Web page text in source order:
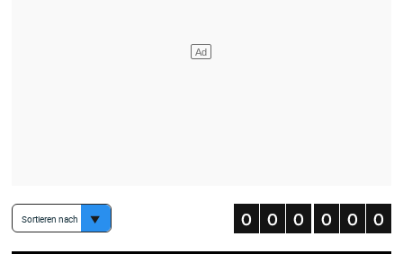
Sortieren nach